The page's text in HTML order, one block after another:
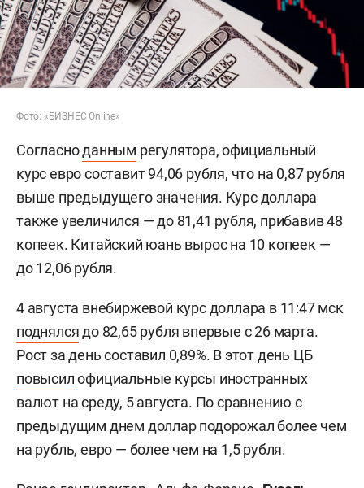
Фото: «БИЗНЕС Online»
Согласноданным регулятора, официальный
курс евро составит 94,06 рубля, что на 0,87 рубля
выше предыдущего значения. Курс доллара
также увеличился — до 81,41 рубля, прибавив 48
копеек. Китайский юань вырос на 10 копеек —
до 12,06 рубля.
4 августа внебиржевой курс доллара в 11:47 мск
поднялсядо 82,65 рубля впервые с 26 марта.
Рост за день составил 0,89%. В этот день ЦБ
повысилофициальные курсы иностранных
валют на среду, 5 августа. По сравнению с
предыдущим днем доллар подорожал более чем
на рубль, евро — более чем на 1,5 рубля.